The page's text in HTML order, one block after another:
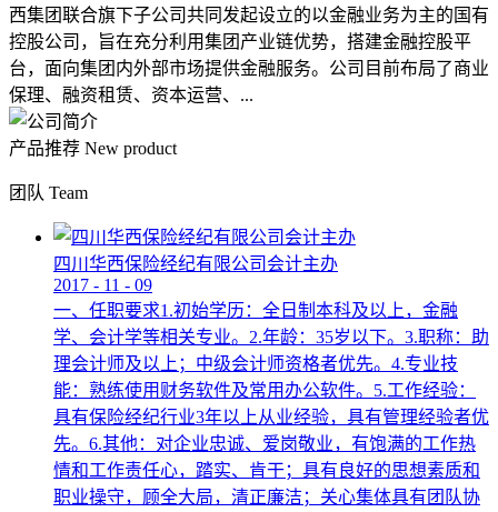
西集团联合旗下子公司共同发起设立的以金融业务为主的国有
控股公司，旨在充分利用集团产业链优势，搭建金融控股平
台，面向集团内外部市场提供金融服务。公司目前布局了商业
保理、融资租赁、资本运营、...
产品推荐 New product
团队 Team
四川华西保险经纪有限公司会计主办
2017 - 11 - 09
一、任职要求1.初始学历：全日制本科及以上，金融
学、会计学等相关专业。2.年龄：35岁以下。3.职称：助
理会计师及以上；中级会计师资格者优先。4.专业技
能：熟练使用财务软件及常用办公软件。5.工作经验：
具有保险经纪行业3年以上从业经验，具有管理经验者优
先。6.其他：对企业忠诚、爱岗敬业，有饱满的工作热
情和工作责任心，踏实、肯干；具有良好的思想素质和
职业操守，顾全大局，清正廉洁；关心集体具有团队协